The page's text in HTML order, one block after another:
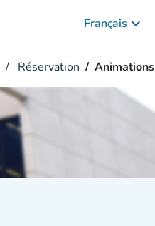
Français keyboard_arrow_down
Réservation Animations